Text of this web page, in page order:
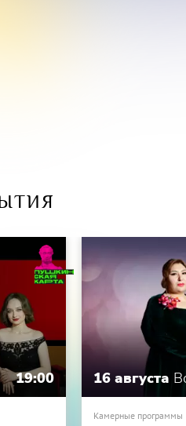
19:00 16 августа
Камерные программы